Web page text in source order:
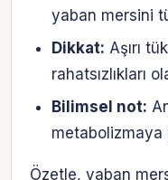
Üretici / çiftçi paneli
yaban mersini
Dikkat: Aşırı
rahatsızlıkları
Bilimsel not:
metabolizmaya
Özetle, yaban